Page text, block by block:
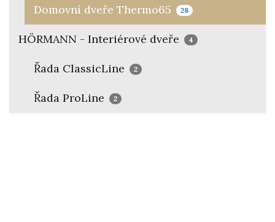
Domovní dveře Thermo65 28
HÖRMANN - Interiérové dveře 4
Řada ClassicLine 2
Řada ProLine 2